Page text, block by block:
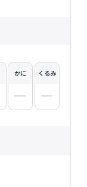
かに くるみ